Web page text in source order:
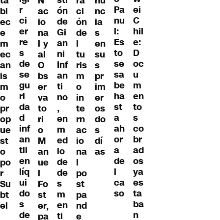
bl
ec
e
m
ec
an
is
m
o
pr
op
ue
st
o
po
r
Su
bt
el
r
ci
er
re
s
de
se
gu
ri
da
d
inf
an
til
en
líq
ui
do
s
de
ac
io
na
l y
al
O
bs
er
va
to
ri
o
M
an
ue
l
Fo
st
er,
pa
ón
de
Gi
an
ni
Inf
an
ti
no
,
en
m
ed
io
de
de
s
m
en
ti
ci
ón
de
l
tu
ris
m
o
in
te
rn
ac
io
na
l
po
st
pa
nd
e
nc
ia
s
en
su
s
pr
im
er
os
do
s
dí
as
Pa
nu
l:
Es
to
se
sa
be
ha
st
a
ah
or
a
de
l
ca
so
ei
C
hil
e:
D
oc
u
m
en
to
s
co
br
ad
os
ya
es
ta
ba
n